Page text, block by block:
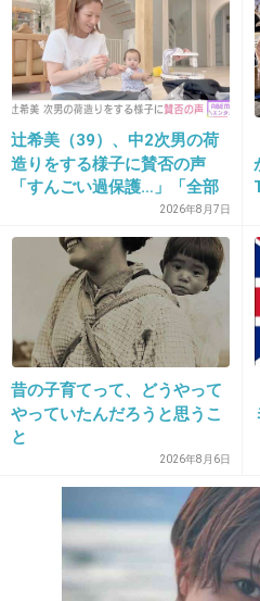
16. 匿名2021/05/03(月) 15:15:33
名前を出された企業が可哀想
17. 匿名2021/05/03(月) 15:15:36
サービス業か…
人財とか言ってそうな会
1件の返信
辻希美（39）、中2次男の荷
造りをする様子に賛否の声
「すんごい過保護…」「全部
ママが準備してくれるんだ」
2026年8月7日
昔の子育てって、どうやって
やっていたんだろうと思うこ
と
2026年8月6日